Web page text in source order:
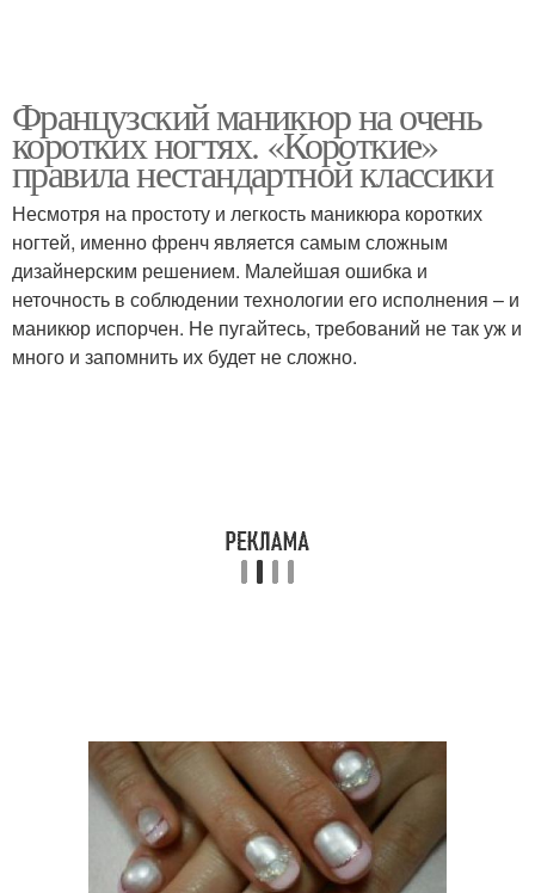
Французский маникюр на очень
коротких ногтях. «Короткие»
правила нестандартной классики
Несмотря на простоту и легкость маникюра коротких
ногтей, именно френч является самым сложным
дизайнерским решением. Малейшая ошибка и
неточность в соблюдении технологии его исполнения – и
маникюр испорчен. Не пугайтесь, требований не так уж и
много и запомнить их будет не сложно.